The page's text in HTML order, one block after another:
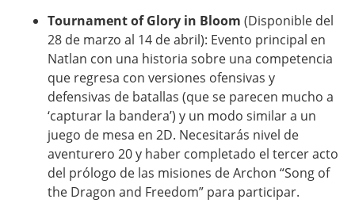
Tournament of Glory in Bloom (Disponible del
28 de marzo al 14 de abril): Evento principal en
Natlan con una historia sobre una competencia
que regresa con versiones ofensivas y
defensivas de batallas (que se parecen mucho a
‘capturar la bandera’) y un modo similar a un
juego de mesa en 2D. Necesitarás nivel de
aventurero 20 y haber completado el tercer acto
del prólogo de las misiones de Archon “Song of
the Dragon and Freedom” para participar.